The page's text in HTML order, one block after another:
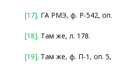
[17]. ГА РМЭ, ф. Р-542, оп.
[18]. Там же, л. 178.
[19]. Там же, ф. П-1, оп. 5,